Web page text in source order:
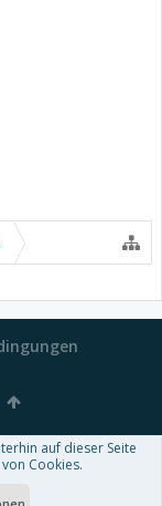
xenDach
auf dieser Seite
Cookies.